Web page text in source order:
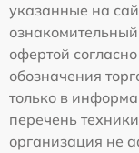
указанные на
офертой
обозначения
только в
перечень
организация не